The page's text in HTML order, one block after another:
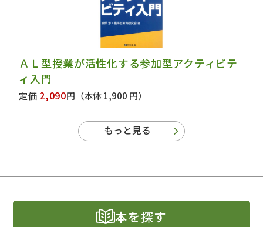
ＡＬ型授業が活性化する参加型アクティビテ
ィ入門
定価 2,090円 （本体 1,900 円）
もっと見る
本を探す